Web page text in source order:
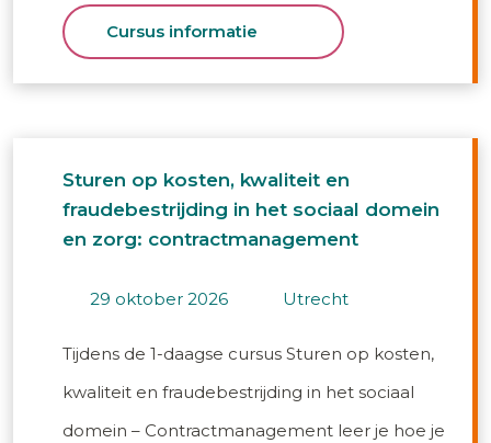
Cursus informatie
Sturen op kosten, kwaliteit en
fraudebestrijding in het sociaal domein
en zorg: contractmanagement
29 oktober 2026 utrecht
Tijdens de 1-daagse cursus Sturen op kosten,
kwaliteit en fraudebestrijding in het sociaal
domein – Contractmanagement leer je hoe je